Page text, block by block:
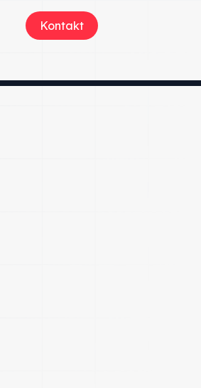
Kontakt